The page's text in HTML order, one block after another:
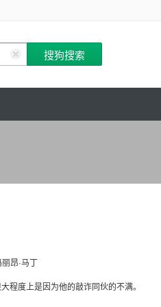
昂·马丁
程度上是因为他的敲诈同伙的不满。